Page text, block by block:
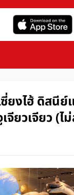
ยงไฮ้ ดิสนี
จียวเจียว (ไ